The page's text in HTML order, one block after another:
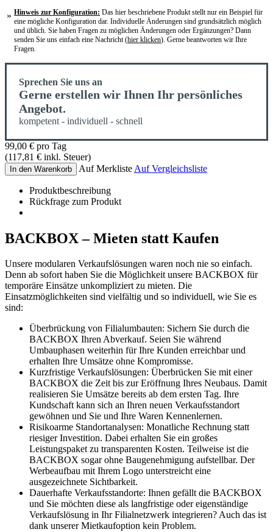
» Hinweis zur Konfiguration: Das hier beschriebene Produkt stellt nur ein Beispiel für
eine mögliche Konfiguration dar. Individuelle Änderungen sind grundsätzlich möglich
und üblich. Sie haben Fragen zu möglichen Änderungen oder Ergänzungen? Dann
senden Sie uns einfach eine Nachricht (hier klicken) . Gerne beantworten wir Ihre
Fragen.
Sprechen Sie uns an
Gerne erstellen wir Ihnen Ihr persönliches
Angebot.
kompetent - individuell - schnell
99,00 € pro Tag
(117,81 € inkl. Steuer)
In den Warenkorb Auf Merkliste Auf Vergleichsliste
Produktbeschreibung
Rückfrage zum Produkt
BACKBOX – Mieten statt Kaufen
Unsere modularen Verkaufslösungen waren noch nie so einfach.
Denn ab sofort haben Sie die Möglichkeit unsere BACKBOX für
temporäre Einsätze unkompliziert zu mieten. Die
Einsatzmöglichkeiten sind vielfältig und so individuell, wie Sie es
sind:
Überbrückung von Filialumbauten: Sichern Sie durch die
BACKBOX Ihren Abverkauf. Seien Sie während
Umbauphasen weiterhin für Ihre Kunden erreichbar und
erhalten Ihre Umsätze ohne Kompromisse.
Kurzfristige Verkaufslösungen: Überbrücken Sie mit einer
BACKBOX die Zeit bis zur Eröffnung Ihres Neubaus. Damit
realisieren Sie Umsätze bereits ab dem ersten Tag. Ihre
Kundschaft kann sich an Ihren neuen Verkaufsstandort
gewöhnen und Sie und Ihre Waren Kennenlernen.
Risikoarme Standortanalysen: Monatliche Rechnung statt
riesiger Investition. Dabei erhalten Sie ein großes
Leistungspaket zu transparenten Kosten. Teilweise ist die
BACKBOX sogar ohne Baugenehmigung aufstellbar. Der
Werbeaufbau mit Ihrem Logo unterstreicht eine
ausgezeichnete Sichtbarkeit.
Dauerhafte Verkaufsstandorte: Ihnen gefällt die BACKBOX
und Sie möchten diese als langfristige oder eigenständige
Verkaufslösung in Ihr Filialnetzwerk integrieren? Auch das ist
dank unserer Mietkaufoption kein Problem.